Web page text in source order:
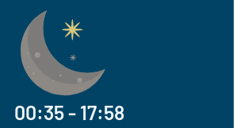
00:35 - 17:58